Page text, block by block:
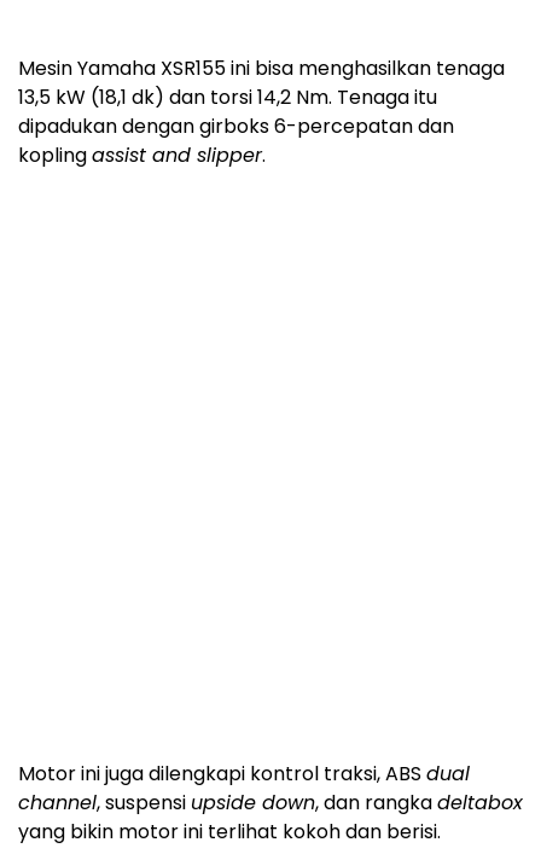
Mesin Yamaha XSR155 ini bisa menghasilkan tenaga
13,5 kW (18,1 dk) dan torsi 14,2 Nm. Tenaga itu
dipadukan dengan girboks 6-percepatan dan
koplingassist and slipper.
Motor ini juga dilengkapi kontrol traksi, ABS dual
channel, suspensi upside down, dan rangkadeltabox
yang bikin motor ini terlihat kokoh dan berisi.